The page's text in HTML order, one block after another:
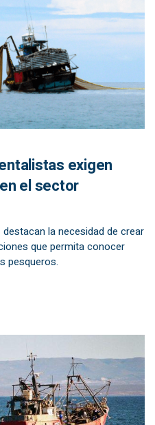
exigen
el sector
la necesidad de crear
que permita conocer
pesqueros.